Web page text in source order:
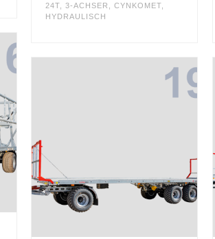
24T, 3-ACHSER CYNKOMET,
HYDRAULISCH